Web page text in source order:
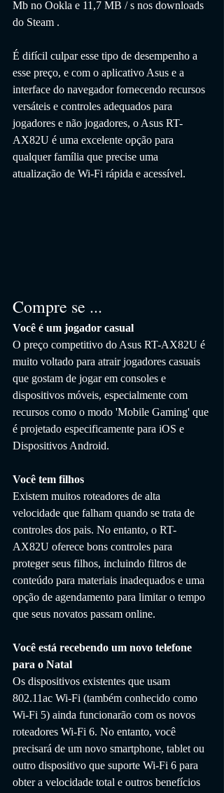
Mb no Ookla e 11,7 MB / s nos downloads
do Steam .
É difícil culpar esse tipo de desempenho a
esse preço, e com o aplicativo Asus e a
interface do navegador fornecendo recursos
versáteis e controles adequados para
jogadores e não jogadores, o Asus RT-
AX82U é uma excelente opção para
qualquer família que precise uma
atualização de Wi-Fi rápida e acessível.
Compre se ...
Você é um jogador casual
O preço competitivo do Asus RT-AX82U é
muito voltado para atrair jogadores casuais
que gostam de jogar em consoles e
dispositivos móveis, especialmente com
recursos como o modo 'Mobile Gaming' que
é projetado especificamente para iOS e
Dispositivos Android.
Você tem filhos
Existem muitos roteadores de alta
velocidade que falham quando se trata de
controles dos pais. No entanto, o RT-
AX82U oferece bons controles para
proteger seus filhos, incluindo filtros de
conteúdo para materiais inadequados e uma
opção de agendamento para limitar o tempo
que seus novatos passam online.
Você está recebendo um novo telefone
para o Natal
Os dispositivos existentes que usam
802.11ac Wi-Fi (também conhecido como
Wi-Fi 5) ainda funcionarão com os novos
roteadores Wi-Fi 6. No entanto, você
precisará de um novo smartphone, tablet ou
outro dispositivo que suporte Wi-Fi 6 para
obter a velocidade total e outros benefícios